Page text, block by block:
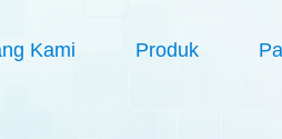
Kami Produk